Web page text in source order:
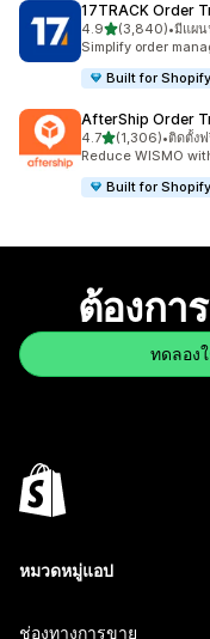
17TRACK Order
4.9เต็ม 5 ดาว
(3,840)
ทั้งหมด 3840 รีวิว
•มีแผน
Simplify order
Built for Shopify
AfterShip Order
4.7เต็ม 5 ดาว
(1,306)
ทั้งหมด 1306 รีวิว
•ติดตั้ง
Reduce WISMO
Built for Shopify
ต้องกา
ทดลอง
หมวดหมู่แอป
ช่องทางการขาย